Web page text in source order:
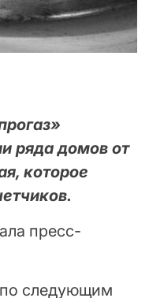
ряда домов от
которое
пресс-
следующим